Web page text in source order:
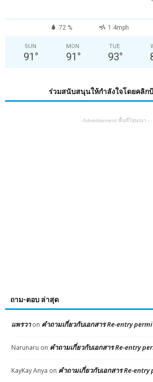
72 % 1.4mph
SUN
91 °
MON
91 °
TUE
93°
ร่วมสนับสนุนให้กำลังใจโดยคลิก
- Advertisement พื้นที่โฆษณา -
ถาม-ตอบ ล่าสุด
แพรวาon คำถามเกี่ยวกับเอกสาร Re-entry
Narunaru on คำถามเกี่ยวกับเอกสาร Re-entry
KayKay Anya on คำถามเกี่ยวกับเอกสาร Re-entry